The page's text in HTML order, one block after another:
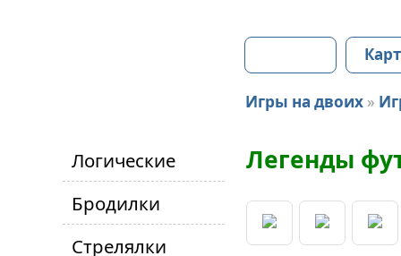
Игры на двоих »
Логические
Бродилки
Стрелялки
Легенды